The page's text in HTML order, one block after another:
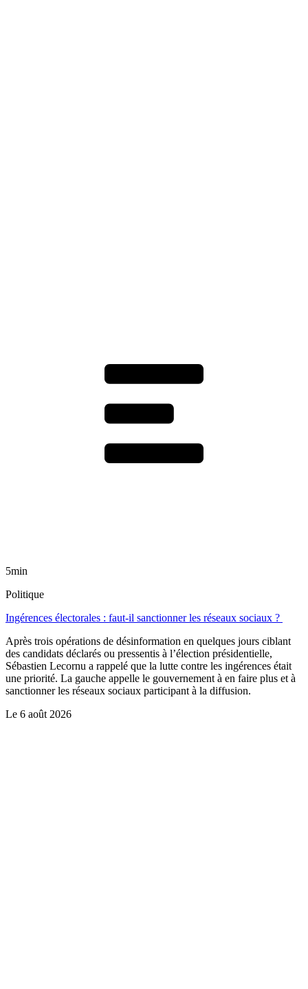
5min
Politique
Ingérences électorales : faut-il sanctionner les réseaux sociaux ?
Après trois opérations de désinformation en quelques jours ciblant
des candidats déclarés ou pressentis à l’élection présidentielle,
Sébastien Lecornu a rappelé que la lutte contre les ingérences était
une priorité. La gauche appelle le gouvernement à en faire plus et à
sanctionner les réseaux sociaux participant à la diffusion.
Le 6 août 2026